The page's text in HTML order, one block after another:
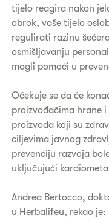
tijelo reagira nakon
obrok, vaše tijelo
regulirati razinu
osmišljavanju
mogli pomoći u
Očekuje se da će
proizvođačima hrane
proizvoda koji su
ciljevima javnog
prevenciju razvoja
uključujući
Andrea Bertocco,
u Herbalifeu, rekao je: